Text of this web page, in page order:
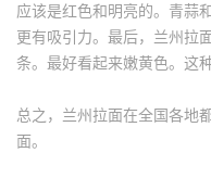
应该是红色和明亮的。青蒜
更有吸引力。最后，兰州拉
条。最好看起来嫩黄色。这
总之，兰州拉面在全国各地
面。